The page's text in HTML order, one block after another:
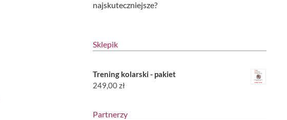
najskuteczniejsze?
Sklepik
Trening kolarski - pakiet
249,00zł
Partnerzy